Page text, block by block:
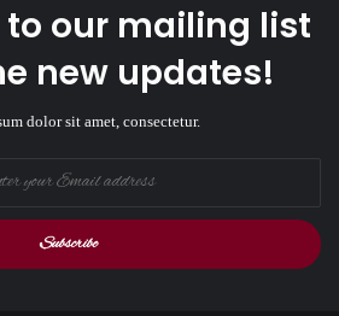
to our mailing list
new updates!
dolor sit amet, consectetur.